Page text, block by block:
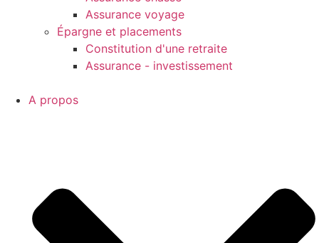
Assurance voyage
Épargne et placements
Constitution d'une retraite
Assurance - investissement
A propos